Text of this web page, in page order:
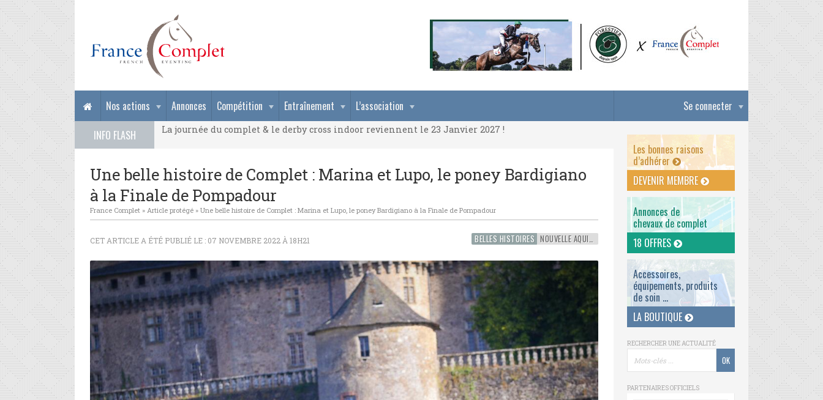
Se connecter
Nos actions Annonces Compétition Entraînement
L’association
INFO FLASH
La journée du complet & le derby cross indoor reviennent le 23 Janvier 2027 !
La journée du complet & le derby cross indoor reviennent le 23 Janvier 2027 !
Une belle histoire de Complet : Marina et Lupo, le poney Bardigiano
à la Finale de Pompadour
France Complet » Article protégé » Une belle histoire de Complet : Marina et Lupo, le poney Bardigiano à la Finale de Pompadour
BELLES HISTOIRES NOUVELLE AQUITAINE
CET ARTICLE A ÉTÉ PUBLIÉ LE : 07 NOVEMBRE 2022 À 18H21
Les bonnes raisons
d’adhérer
DEVENIR MEMBRE
Annonces de
chevaux de complet
18 OFFRES
Accessoires,
équipements, produits
de soin ...
LA BOUTIQUE
RECHERCHER UNE ACTUALITÉ
PARTENAIRES OFFICIELS